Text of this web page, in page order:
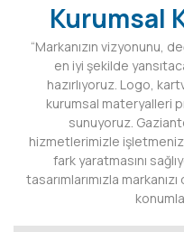
Kurumsal
“Markanızın vizyonunu,
en iyi şekilde
hazırlıyoruz. Logo,
kurumsal materyalleri
sunuyoruz.
hizmetlerimizle
fark yaratmasını
tasarımlarımızla